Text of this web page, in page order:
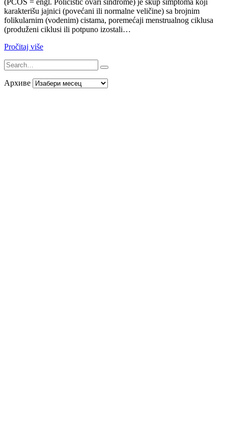
karakterišu jajnici (povećani ili normalne veličine) sa brojnim
folikularnim (vodenim) cistama, poremećaji menstrualnog ciklusa
(produženi ciklusi ili potpuno izostali…
Pročitaj više
Архиве